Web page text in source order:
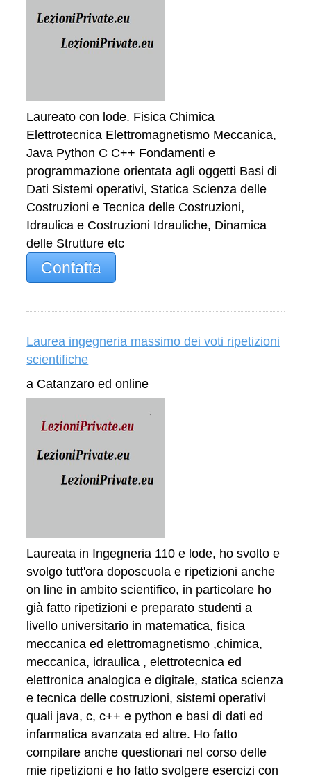
Laureato con lode. Fisica Chimica
Elettrotecnica Elettromagnetismo Meccanica,
Java Python C C++ Fondamenti e
programmazione orientata agli oggetti Basi di
Dati Sistemi operativi, Statica Scienza delle
Costruzioni e Tecnica delle Costruzioni,
Idraulica e Costruzioni Idrauliche, Dinamica
delle Strutture etc
Contatta
Laurea ingegneria massimo dei voti ripetizioni
scientifiche
a Catanzaro ed online
Laureata in Ingegneria 110 e lode, ho svolto e
svolgo tutt'ora doposcuola e ripetizioni anche
on line in ambito scientifico, in particolare ho
già fatto ripetizioni e preparato studenti a
livello universitario in matematica, fisica
meccanica ed elettromagnetismo ,chimica,
meccanica, idraulica , elettrotecnica ed
elettronica analogica e digitale, statica scienza
e tecnica delle costruzioni, sistemi operativi
quali java, c, c++ e python e basi di dati ed
infarmatica avanzata ed altre. Ho fatto
compilare anche questionari nel corso delle
mie ripetizioni e ho fatto svolgere esercizi con